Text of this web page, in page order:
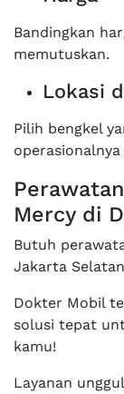
Bandingkan
memutuskan.
Lokasi
Pilih bengkel
Mercy di
Butuh
Jakarta
Dokter Mobil
solusi tepat
kamu!
Layanan